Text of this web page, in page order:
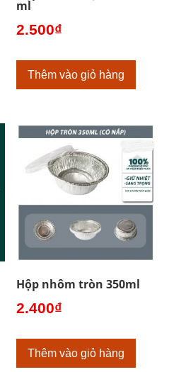
ml
2.500₫
Thêm vào giỏ hàng
Hộp nhôm tròn 350ml
2.400₫
Thêm vào giỏ hàng